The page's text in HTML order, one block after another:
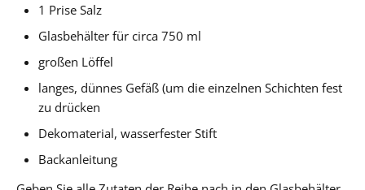
1 Prise Salz
Glasbehälter für circa 750 ml
großen Löffel
langes, dünnes Gefäß (um die einzelnen Schichten fest
zu drücken
Dekomaterial, wasserfester Stift
Backanleitung